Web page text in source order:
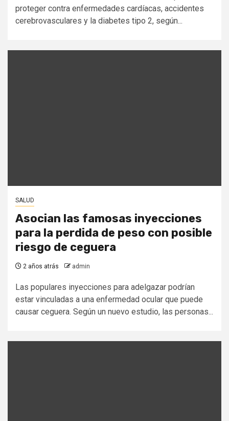
proteger contra enfermedades cardíacas, accidentes
cerebrovasculares y la diabetes tipo 2, según...
SALUD
Asocian las famosas inyecciones
para la perdida de peso con posible
riesgo de ceguera
2 años atrás admin
Las populares inyecciones para adelgazar podrían
estar vinculadas a una enfermedad ocular que puede
causar ceguera. Según un nuevo estudio, las personas...